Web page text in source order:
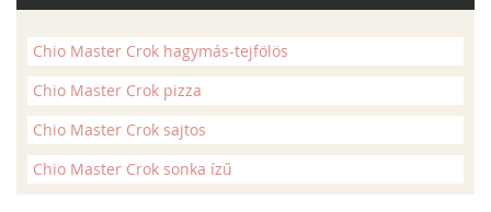
Chio Master Crok hagymás-tejfölös
Chio Master Crok pizza
Chio Master Crok sajtos
Chio Master Crok sonka ízű